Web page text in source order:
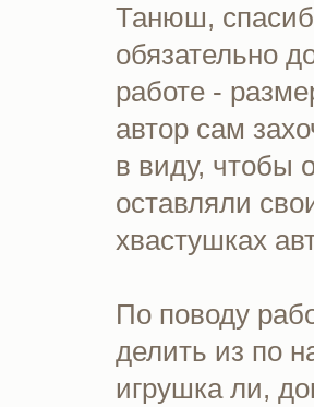
Танюш,
обязательно
работе -
автор сам
в виду, чтобы
оставляли
хвастушках
По поводу
делить из по
игрушка ли,